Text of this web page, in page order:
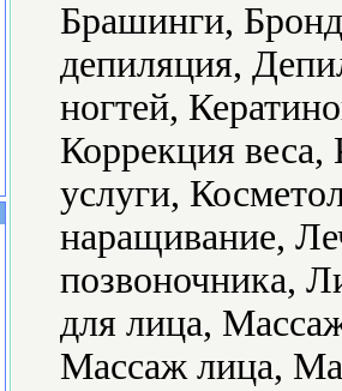
Брашинги,
депиляция,
ногтей,
Коррекция
услуги,
наращивание,
позвоночника,
для лица,
Массаж лица,